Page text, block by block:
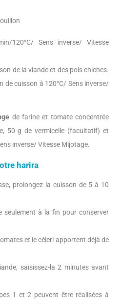
120°C/ Sens inverse/ Vitesse
de la viande et des pois chiches.
de cuisson à 120°C/ Sens inverse/
de farine et tomate concentrée
50 g de vermicelle (facultatif) et
inverse/ Vitesse Mijotage.
harira
prolongez la cuisson de 5 à 10
seulement à la fin pour conserver
et le céleri apportent déjà de
saisissez-la 2 minutes avant
1 et 2 peuvent être réalisées à